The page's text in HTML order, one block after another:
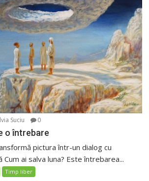
Suciu 0
o întrebare
pictura într-un dialog cu
ai salva luna? Este întrebarea...
Timp liber